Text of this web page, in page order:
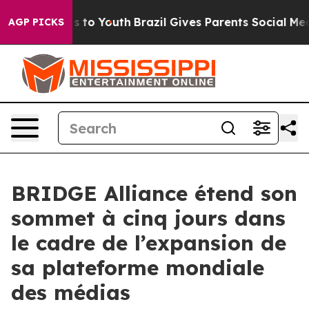
AGP PICKSto Youth Brazil Gives Parents Social Media
BRIDGE Alliance étend son
sommet à cinq jours dans
le cadre de l’expansion de
sa plateforme mondiale
des médias